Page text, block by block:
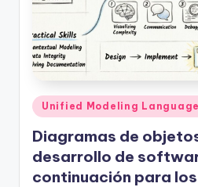
Publicado
en
Unified Modeling Language
Diagramas de
desarrollo de
continuación para